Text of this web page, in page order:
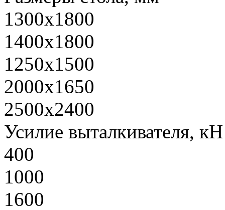
1300х1800
1400х1800
1250х1500
2000х1650
2500х2400
Усилие выталкивателя, кН
400
1000
1600